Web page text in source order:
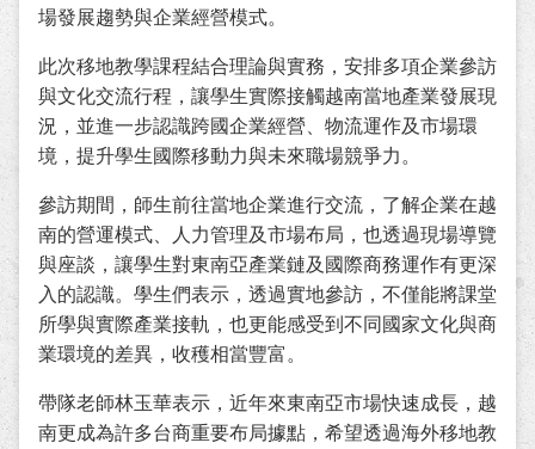
場發展趨勢與企業經營模式。
此次移地教學課程結合理論與實務，安排多項企業參訪
與文化交流行程，讓學生實際接觸越南當地產業發展現
況，並進一步認識跨國企業經營、物流運作及市場環
境，提升學生國際移動力與未來職場競爭力。
參訪期間，師生前往當地企業進行交流，了解企業在越
南的營運模式、人力管理及市場布局，也透過現場導覽
與座談，讓學生對東南亞產業鏈及國際商務運作有更深
入的認識。學生們表示，透過實地參訪，不僅能將課堂
所學與實際產業接軌，也更能感受到不同國家文化與商
業環境的差異，收穫相當豐富。
帶隊老師林玉華表示，近年來東南亞市場快速成長，越
南更成為許多台商重要布局據點，希望透過海外移地教